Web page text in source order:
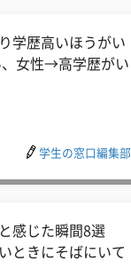
学歴高いほうがい
女性→高学歴がい
学生の窓口編集部
感じた瞬間8選
ときにそばにいて